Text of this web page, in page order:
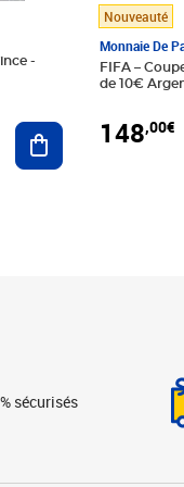
-
Ajouter au panier
Nouveauté
Monnaie De
FIFA –
de 10€
148,00€
sécurisés